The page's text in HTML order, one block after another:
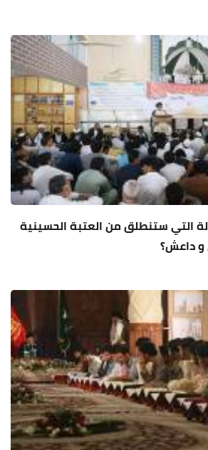
التي ستنطلق من العتبة الحسينية
و داعش؟